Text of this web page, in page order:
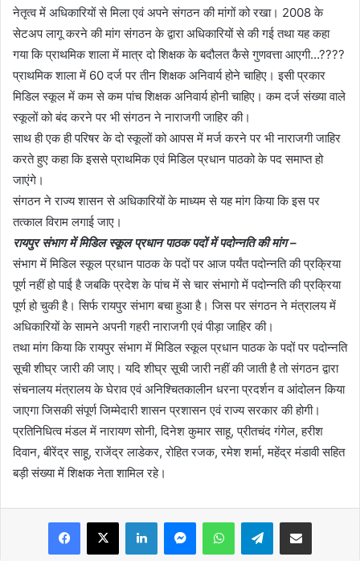
नेतृत्व में अधिकारियों से मिला एवं अपने संगठन की मांगों को रखा। 2008 के
सेटअप लागू करने की मांग संगठन के द्वारा अधिकारियों से की गई तथा यह कहा
गया कि प्राथमिक शाला में मात्र दो शिक्षक के बदौलत कैसे गुणवत्ता आएगी…????
प्राथमिक शाला में 60 दर्ज पर तीन शिक्षक अनिवार्य होने चाहिए। इसी प्रकार
मिडिल स्कूल में कम से कम पांच शिक्षक अनिवार्य होनी चाहिए। कम दर्ज संख्या वाले
स्कूलों को बंद करने पर भी संगठन ने नाराजगी जाहिर की।
साथ ही एक ही परिषर के दो स्कूलों को आपस में मर्ज करने पर भी नाराजगी जाहिर
करते हुए कहा कि इससे प्राथमिक एवं मिडिल प्रधान पाठको के पद समाप्त हो
जाएंगे।
संगठन ने राज्य शासन से अधिकारियों के माध्यम से यह मांग किया कि इस पर
तत्काल विराम लगाई जाए।
रायपुर संभाग में मिडिल स्कूल प्रधान पाठक पदों में पदोन्नति की मांग –
संभाग में मिडिल स्कूल प्रधान पाठक के पदों पर आज पर्यंत पदोन्नति की प्रक्रिया
पूर्ण नहीं हो पाई है जबकि प्रदेश के पांच में से चार संभागो में पदोन्नति की प्रक्रिया
पूर्ण हो चुकी है। सिर्फ रायपुर संभाग बचा हुआ है। जिस पर संगठन ने मंत्रालय में
अधिकारियों के सामने अपनी गहरी नाराजगी एवं पीड़ा जाहिर की।
तथा मांग किया कि रायपुर संभाग में मिडिल स्कूल प्रधान पाठक के पदों पर पदोन्नति
सूची शीघ्र जारी की जाए। यदि शीघ्र सूची जारी नहीं की जाती है तो संगठन द्वारा
संचनालय मंत्रालय के घेराव एवं अनिश्चितकालीन धरना प्रदर्शन व आंदोलन किया
जाएगा जिसकी संपूर्ण जिम्मेदारी शासन प्रशासन एवं राज्य सरकार की होगी।
प्रतिनिधित्व मंडल में नारायण सोनी, दिनेश कुमार साहू, प्रीतचंद गंगेल, हरीश
दिवान, बीरेंद्र साहू, राजेंद्र लाडेकर, रोहित रजक, रमेश शर्मा, महेंद्र मंडावी सहित
बड़ी संख्या में शिक्षक नेता शामिल रहे।
Facebook
X LinkedInMessengerWhatsAppTelegramShare via Email